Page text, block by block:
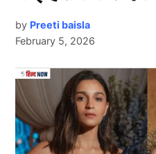
Ipl 2025
by Preeti baisla
February 5, 2026